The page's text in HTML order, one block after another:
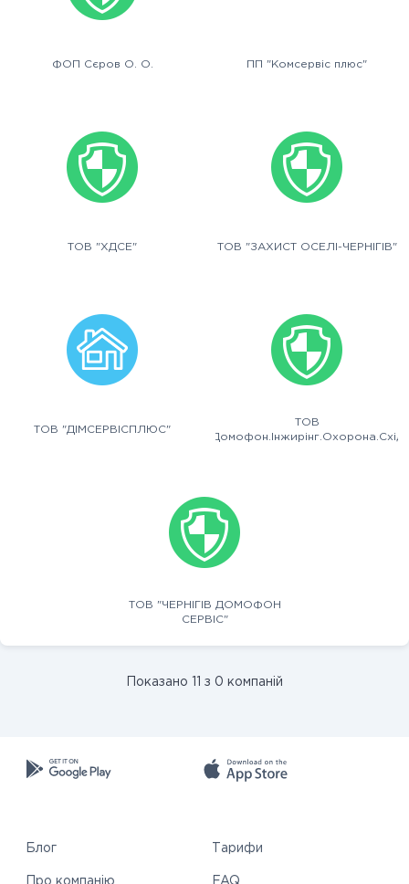
ФОП Сєров О. О. ПП "Комсервіс плюс"
ТОВ "ХДСЕ" ТОВ "ЗАХИСТ ОСЕЛІ-ЧЕРНІГІВ"
ТОВ "ДІМСЕРВІСПЛЮС"
ТОВ
"Домофон.Інжирінг.Охорона.Схід"
ТОВ "ЧЕРНІГІВ ДОМОФОН
СЕРВІС"
Показано 11 з 0 компаній
Блог Тарифи
Про компанію FAQ